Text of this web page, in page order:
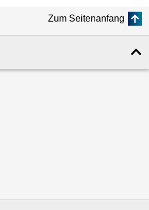
Zum Seitenanfang